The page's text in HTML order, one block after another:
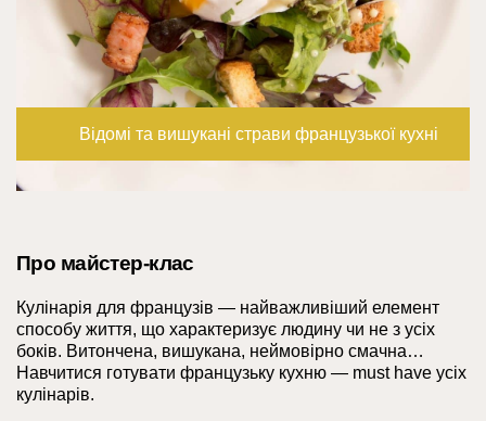
Відомі та вишукані страви французької кухні
Про майстер-клас
Кулінарія для французів — найважливіший елемент
способу життя, що характеризує людину чи не з усіх
боків. Витончена, вишукана, неймовірно смачна…
Навчитися готувати французьку кухню — must have усіх
кулінарів.